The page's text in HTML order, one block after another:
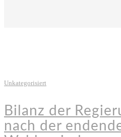
Unkategorisiert
Bilanz der
nach der